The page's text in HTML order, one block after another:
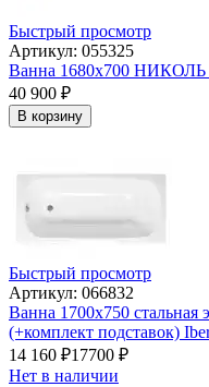
Быстрый просмотр
Артикул: 055325
Ванна 1680x700 НИКОЛЬ
40 900 ₽
В корзину
Быстрый просмотр
Артикул: 066832
Ванна 1700х750
(+комплект подставок)
14 160 ₽17700 ₽
Нет в наличии